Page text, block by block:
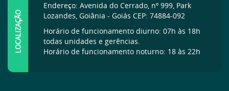
LOCALIZAÇÃO
Endereço: Avenida do Cerrado, nº 999, Park
Lozandes, Goiânia - Goiás CEP: 74884-092
Horário de funcionamento diurno: 07h às 18h
todas unidades e gerências.
Horário de funcionamento noturno: 18 às 22h